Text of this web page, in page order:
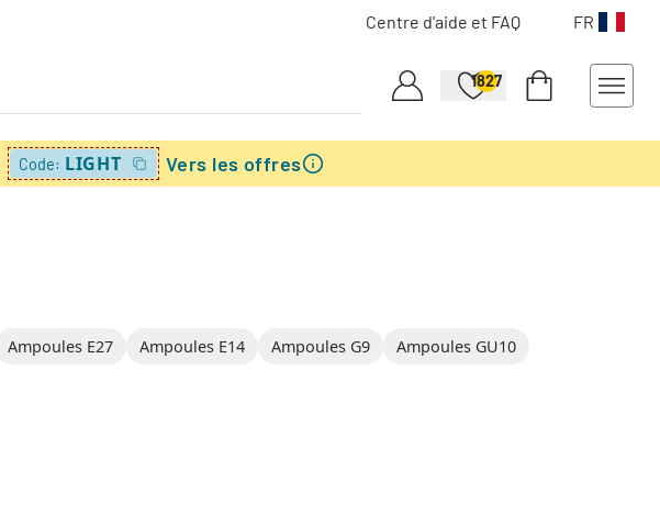
Centre d'aide et FAQ FR
1827
Code: LIGHT Vers les offres
Ampoules E27 Ampoules E14 Ampoules G9
Ampoules GU10